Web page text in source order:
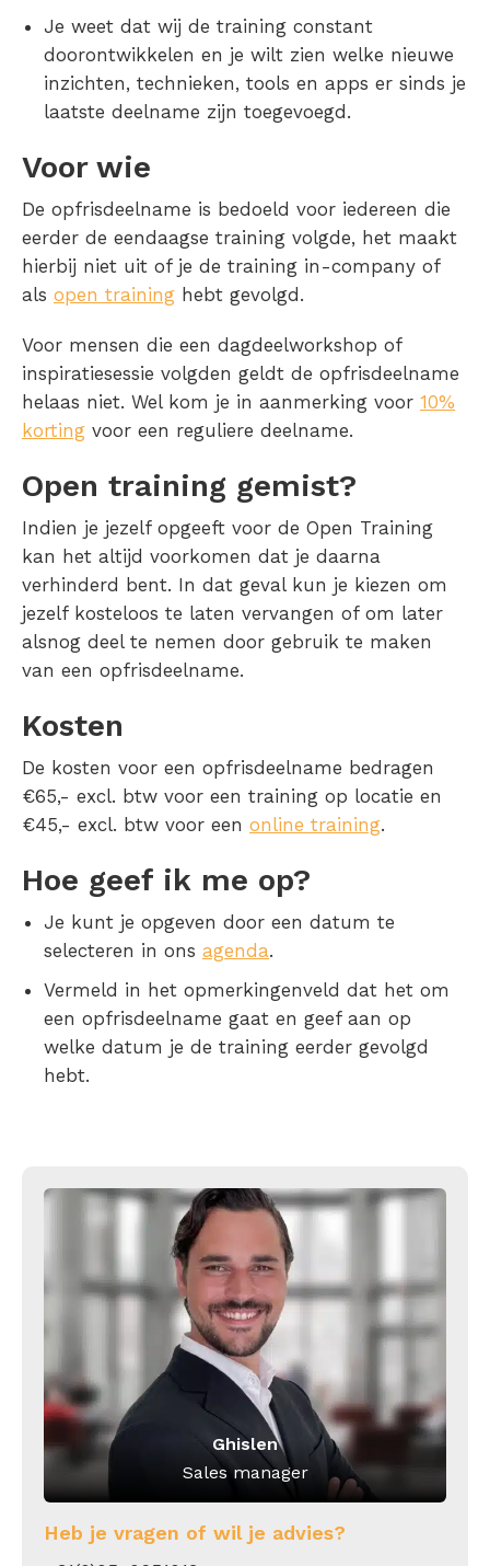
Je weet dat wij de training constant
doorontwikkelen en je wilt zien welke nieuwe
inzichten, technieken, tools en apps er sinds je
laatste deelname zijn toegevoegd.
Voor wie
De opfrisdeelname is bedoeld voor iedereen die
eerder de eendaagse training volgde, het maakt
hierbij niet uit of je de training in-company of
als open training hebt gevolgd.
Voor mensen die een dagdeelworkshop of
inspiratiesessie volgden geldt de opfrisdeelname
helaas niet. Wel kom je in aanmerking voor 10%
korting voor een reguliere deelname.
Open training gemist?
Indien je jezelf opgeeft voor de Open Training
kan het altijd voorkomen dat je daarna
verhinderd bent. In dat geval kun je kiezen om
jezelf kosteloos te laten vervangen of om later
alsnog deel te nemen door gebruik te maken
van een opfrisdeelname.
Kosten
De kosten voor een opfrisdeelname bedragen
€65,- excl. btw voor een training op locatie en
€45,- excl. btw voor een online training.
Hoe geef ik me op?
Je kunt je opgeven door een datum te
selecteren in ons agenda.
Vermeld in het opmerkingenveld dat het om
een opfrisdeelname gaat en geef aan op
welke datum je de training eerder gevolgd
hebt.
Ghislen
Sales manager
Heb je vragen of wil je advies?